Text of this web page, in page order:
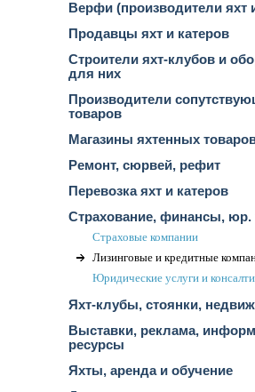
Верфи (производители яхт
Продавцы яхт и катеров
Строители яхт-клубов и
для них
Производители
товаров
Магазины яхтенных
Ремонт, сюрвей, рефит
Перевозка яхт и катеров
Страхование, финансы, юр.
Страховые компании
Лизинговые и кредитные
Юридические услуги и
Яхт-клубы, стоянки,
Выставки, реклама,
ресурсы
Яхты, аренда и обучение